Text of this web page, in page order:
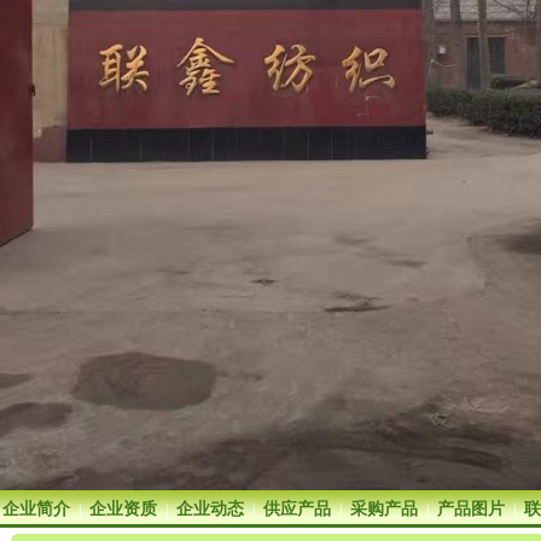
企业简介 | 企业资质 | 企业动态 | 供应产品 | 采购产品 | 产品图片 |